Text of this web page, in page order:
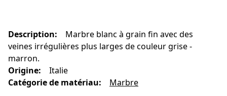
Description:
Marbre blanc à grain fin avec des
veines irrégulières plus larges de couleur grise -
marron.
Origine:
Italie
Catégorie de matériau: Marbre